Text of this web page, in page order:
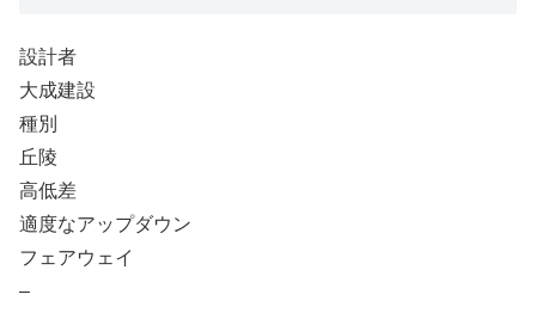
設計者
大成建設
種別
丘陵
高低差
適度なアップダウン
フェアウェイ
–